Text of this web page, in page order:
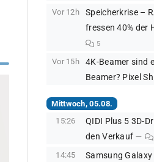
Vor 12h
Speicherkrise –
fressen 40% der
5
Vor 15h
4K-Beamer sind
Beamer? Pixel
Mittwoch, 05.08.
15:26
QIDI Plus 5 3D-
den Verkauf
14:45 Samsung Galaxy